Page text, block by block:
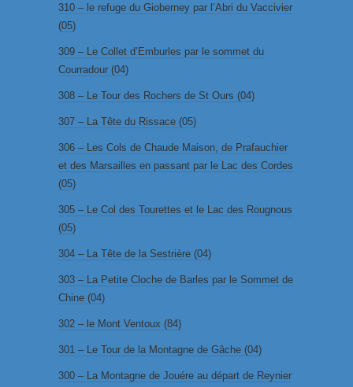
310 – le refuge du Gioberney par l’Abri du Vaccivier
(05)
309 – Le Collet d’Emburles par le sommet du
Courradour (04)
308 – Le Tour des Rochers de St Ours (04)
307 – La Tête du Rissace (05)
306 – Les Cols de Chaude Maison, de Prafauchier
et des Marsailles en passant par le Lac des Cordes
(05)
305 – Le Col des Tourettes et le Lac des Rougnous
(05)
304 – La Tête de la Sestrière (04)
303 – La Petite Cloche de Barles par le Sommet de
Chine (04)
302 – le Mont Ventoux (84)
301 – Le Tour de la Montagne de Gâche (04)
300 – La Montagne de Jouére au départ de Reynier